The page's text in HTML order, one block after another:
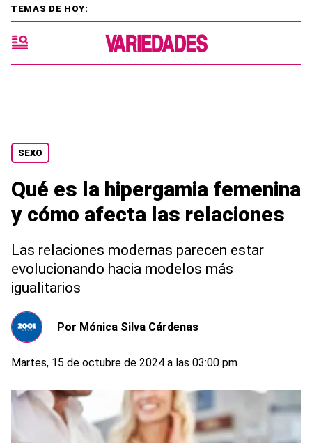
SEXO
Qué es la hipergamia femenina
y cómo afecta las relaciones
Las relaciones modernas parecen estar
evolucionando hacia modelos más
igualitarios
Por Mónica Silva Cárdenas
Martes, 15 de octubre de 2024 a las 03:00 pm
TEMAS DE HOY: